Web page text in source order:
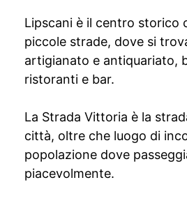
Lipscani è il centro storico
piccole strade, dove si
artigianato e antiquariato,
ristoranti e bar.
La Strada Vittoria è la
città, oltre che luogo di
popolazione dove
piacevolmente.